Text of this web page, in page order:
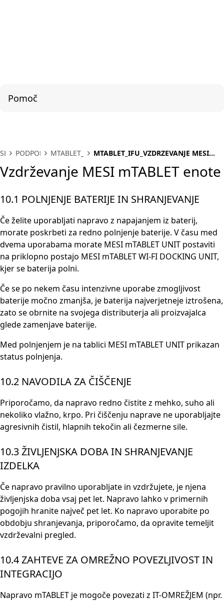
Pomoč
SL PODPORA MTABLET_IFUMTABLET_IFU_VZDRZEVANJE MESI
Vzdrževanje MESI mTABLET enote
10.1 POLNJENJE BATERIJE IN SHRANJEVANJE
Če želite uporabljati napravo z napajanjem iz baterij,
morate poskrbeti za redno polnjenje baterije. V času med
dvema uporabama morate MESI mTABLET UNIT postaviti
na priklopno postajo MESI mTABLET WI-FI DOCKING UNIT,
kjer se baterija polni.
Če se po nekem času intenzivne uporabe zmogljivost
baterije močno zmanjša, je baterija najverjetneje iztrošena,
zato se obrnite na svojega distributerja ali proizvajalca
glede zamenjave baterije.
Med polnjenjem je na tablici MESI mTABLET UNIT prikazan
status polnjenja.
10.2 NAVODILA ZA ČIŠČENJE
Priporočamo, da napravo redno čistite z mehko, suho ali
nekoliko vlažno, krpo. Pri čiščenju naprave ne uporabljajte
agresivnih čistil, hlapnih tekočin ali čezmerne sile.
10.3 ŽIVLJENJSKA DOBA IN SHRANJEVANJE
IZDELKA
Če napravo pravilno uporabljate in vzdržujete, je njena
življenjska doba vsaj pet let. Napravo lahko v primernih
pogojih hranite največ pet let. Ko napravo uporabite po
obdobju shranjevanja, priporočamo, da opravite temeljit
vzdrževalni pregled.
10.4 ZAHTEVE ZA OMREŽNO POVEZLJIVOST IN
INTEGRACIJO
Napravo mTABLET je mogoče povezati z IT-OMREŽJEM (npr.